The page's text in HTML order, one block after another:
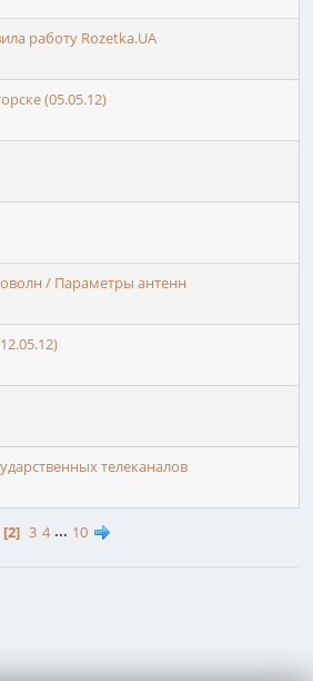
работу Rozetka.UA
(05.05.12)
/ Параметры антенн
телеканалов
2 3 4 ... 10